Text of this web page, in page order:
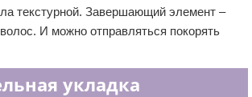
текстурной. Завершающий элемент –
И можно отправляться покорять
укладка